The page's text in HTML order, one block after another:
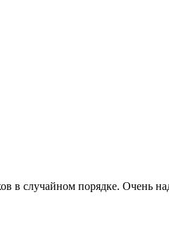
в случайном порядке. Очень